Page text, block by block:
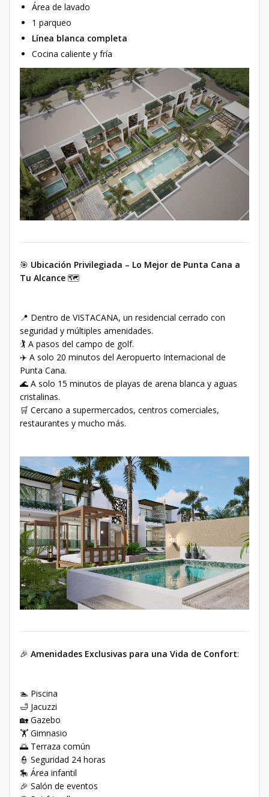
Área de lavado
1 parqueo
Línea blanca completa
Cocina caliente y fría
🎯 Ubicación Privilegiada – Lo Mejor de Punta Cana a
Tu Alcance 🗺
📍 Dentro de VISTACANA, un residencial cerrado con
seguridad y múltiples amenidades.
🏌️ A pasos del campo de golf.
✈️ A solo 20 minutos del Aeropuerto Internacional de
Punta Cana.
🌊 A solo 15 minutos de playas de arena blanca y aguas
cristalinas.
🛒 Cercano a supermercados, centros comerciales,
restaurantes y mucho más.
🎉 Amenidades Exclusivas para una Vida de Confort:
🏊 Piscina
🛁 Jacuzzi
🏡 Gazebo
🏋️ Gimnasio
🌅 Terraza común
👮 Seguridad 24 horas
🎠 Área infantil
🎉 Salón de eventos